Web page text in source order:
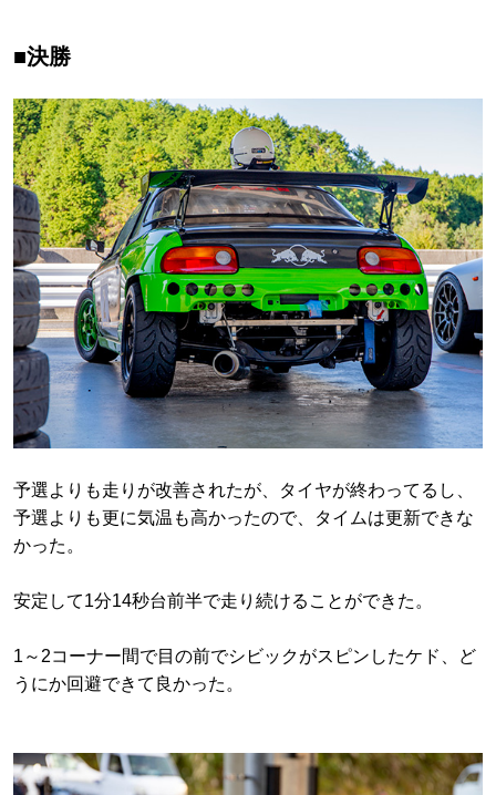
■決勝
予選よりも走りが改善されたが、タイヤが終わってるし、
予選よりも更に気温も高かったので、タイムは更新できな
かった。
安定して1分14秒台前半で走り続けることができた。
1～2コーナー間で目の前でシビックがスピンしたケド、ど
うにか回避できて良かった。